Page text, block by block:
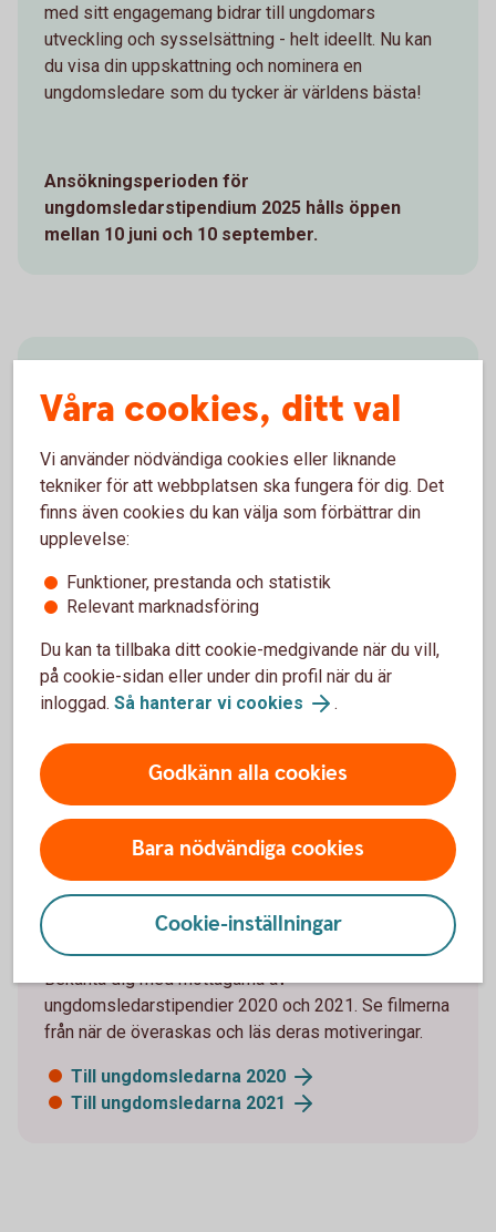
med sitt engagemang bidrar till ungdomars
utveckling och sysselsättning - helt ideellt. Nu kan
du visa din uppskattning och nominera en
ungdomsledare som du tycker är världens bästa!
Ansökningsperioden för
ungdomsledarstipendium 2025 hålls öppen
mellan 10 juni och 10 september.
Nominera din ungdomsledare
här
Fyll i formuläret och nominera den ungdomsledare
du tycker vi ska uppmärksamma med ett stipendie!
Till formuläret för nominering
Träffa tidigare
ungdomsledare!
Bekanta dig med mottagarna av
ungdomsledarstipendier 2020 och 2021. Se filmerna
från när de överaskas och läs deras motiveringar.
Till ungdomsledarna 2020
Till ungdomsledarna 2021
Våra cookies, ditt val
Vi använder nödvändiga cookies eller liknande
tekniker för att webbplatsen ska fungera för dig. Det
finns även cookies du kan välja som förbättrar din
upplevelse:
Funktioner, prestanda och statistik
Relevant marknadsföring
Du kan ta tillbaka ditt cookie-medgivande när du vill,
på cookie-sidan eller under din profil när du är
inloggad. Så hanterar vi cookies .
Godkänn alla cookies
Bara nödvändiga cookies
Cookie-inställningar